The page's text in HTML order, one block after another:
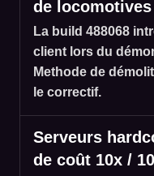
de
La build 488068
client lors du
Methode de
le correctif.
Serveurs
de coût 10x /